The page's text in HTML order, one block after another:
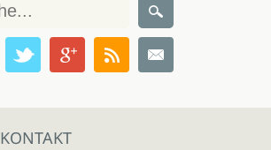
KONTAKT